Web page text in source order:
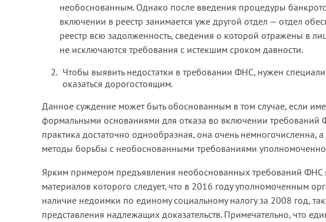
необоснованным. Однако после введения процедуры
включении в реестр занимается уже другой отдел — отдел
реестр всю задолженность, сведения о которой отражены в
не исключаются требования с истекшим сроком давности.
Чтобы выявить недостатки в требовании ФНС, нужен
оказаться дорогостоящим.
Данное суждение может быть обоснованным в том случае, если
формальными основаниями для отказа во включении требований
практика достаточно однообразная, она очень немногочисленна, а
методы борьбы с необоснованными требованиями
Ярким примером предъявления необоснованных требований
материалов которого следует, что в 2016 году уполномоченным
наличие недоимки по единому социальному налогу за 2008 год,
представления надлежащих доказательств. Примечательно, что